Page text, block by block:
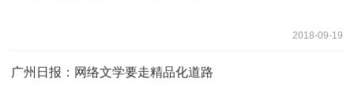
2018-09-19
广州日报：网络文学要走精品化道路